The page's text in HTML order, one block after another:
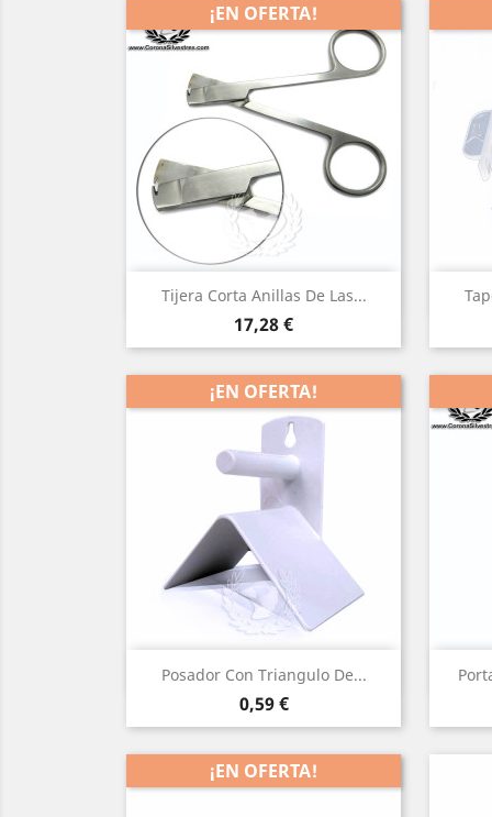
Tijera Corta Anillas De Las...
Precio
17,28 €
¡EN OFERTA!
Vista rápida
Posador Con Triangulo De...
Precio
0,59 €
¡EN OFERTA!
 Vista rápida
¡EN OFERTA!